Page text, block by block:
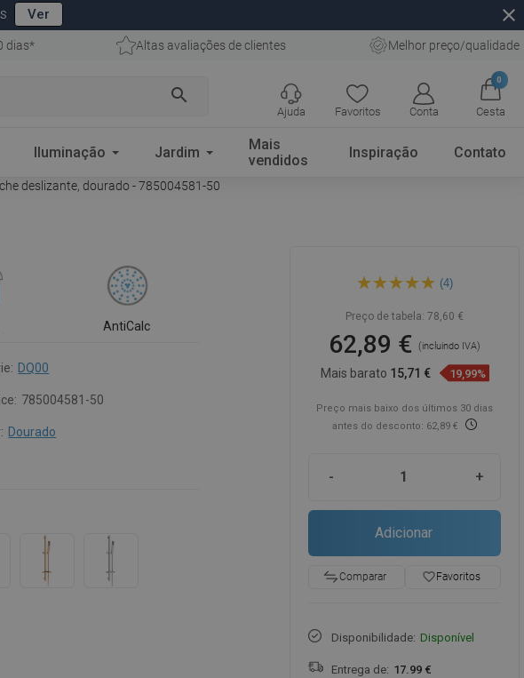
S Ver close
dias* Altas avaliações de clientes Melhor preço/qualidade
search
Favoritos Conta
0
Cesta
Ajuda
Iluminação Jardim
Mais
vendidos
Inspiração Contato
deslizante, dourado - 785004581-50
AntiCalc
DQ00
785004581-50
Dourado
duche deslizante, dourado -
(4)
Preço de tabela: 78,60 €
62,89 €(incluindo IVA)
Mais barato 15,71 € 19,99%
Preço mais baixo dos últimos 30 dias
antes do desconto: 62,89 €
- +
Adicionar
Comparar favorite_borderFavoritos
Disponibilidade: Disponível
Entrega de: 17.99 €